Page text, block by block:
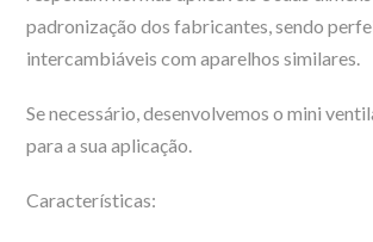
padronização dos fabricantes, sendo
intercambiáveis com aparelhos similares.
Se necessário, desenvolvemos o mini
para a sua aplicação.
Características: